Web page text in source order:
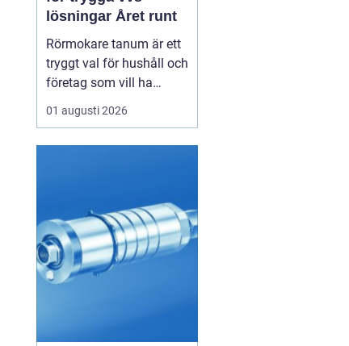
lösningar Året runt
Rörmokare tanum är ett
tryggt val för hushåll och
företag som vill ha
säkra, hållbara och
professionella vvs-
renoveringar och
energisnåla
uppvärmningssystem.
Rätt ...
01 augusti 2026